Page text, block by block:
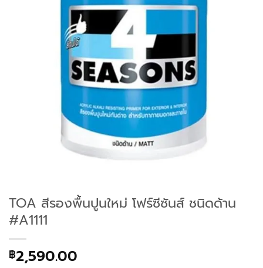
TOA สีรองพื้นปูนใหม่ โฟร์ซีซันส์ ชนิดด้าน
#A1111
฿2,590.00